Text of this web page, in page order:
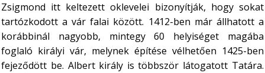
Zsigmond itt keltezett oklevelei bizonyítják, hogy sokat
tartózkodott a vár falai között. 1412-ben már állhatott a
korábbinál nagyobb, mintegy 60 helyiséget magába
foglaló királyi vár, melynek építése vélhetően 1425-ben
fejeződött be. Albert király is többször látogatott Tatára.